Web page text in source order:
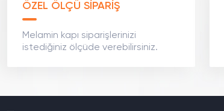
ÖZEL ÖLÇÜ SİPARİŞ
Melamin kapı siparişlerinizi
istediğiniz ölçüde verebilirsiniz.